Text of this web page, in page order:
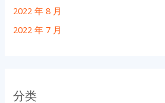
2022 年 8 月
2022 年 7 月
分类